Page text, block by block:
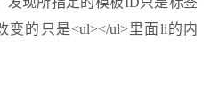
的只是<ul></ul>里面li的内